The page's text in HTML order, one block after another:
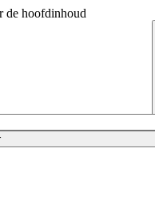
de hoofdinhoud